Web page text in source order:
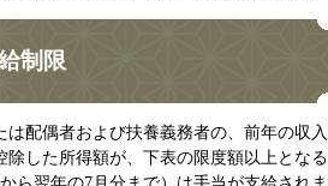
制限
配偶者および扶養義務者の、前年の収入
除した所得額が、下表の限度額以上となる